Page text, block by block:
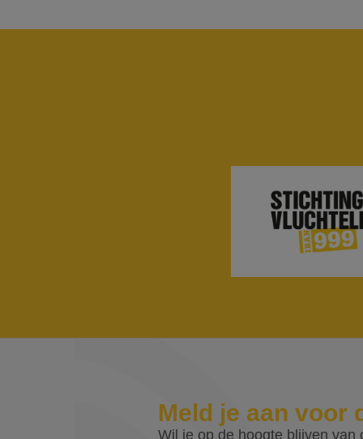
Meld je aan voor
Wil je op de hoogte blijven van